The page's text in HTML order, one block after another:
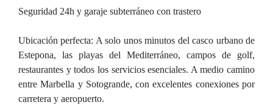
Seguridad 24h y garaje subterráneo con trastero
Ubicación perfecta: A solo unos minutos del casco urbano de
Estepona, las playas del Mediterráneo, campos de golf,
restaurantes y todos los servicios esenciales. A medio camino
entre Marbella y Sotogrande, con excelentes conexiones por
carretera y aeropuerto.